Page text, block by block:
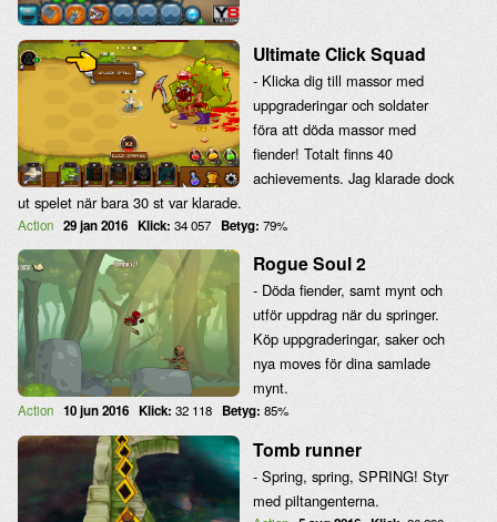
Ultimate Click Squad
- Klicka dig till massor med
uppgraderingar och soldater
föra att döda massor med
fiender! Totalt finns 40
achievements. Jag klarade dock
ut spelet när bara 30 st var klarade.
Action 29 jan 2016 Klick: 34 057 Betyg: 79%
Rogue Soul 2
- Döda fiender, samt mynt och
utför uppdrag när du springer.
Köp uppgraderingar, saker och
nya moves för dina samlade
mynt.
Action 10 jun 2016 Klick: 32 118 Betyg: 85%
Tomb runner
- Spring, spring, SPRING! Styr
med piltangenterna.